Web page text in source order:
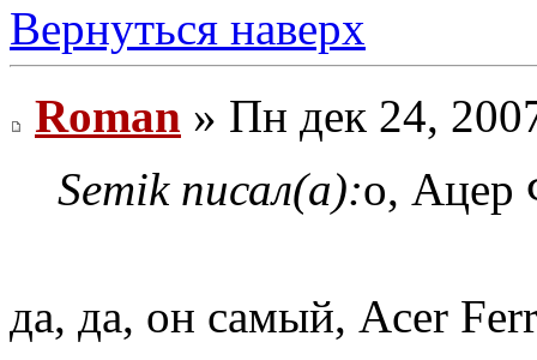
Вернуться наверх
Roman » Пн дек 24,
Semik писал(а):о, Ацер
да, да, он самый, Acer